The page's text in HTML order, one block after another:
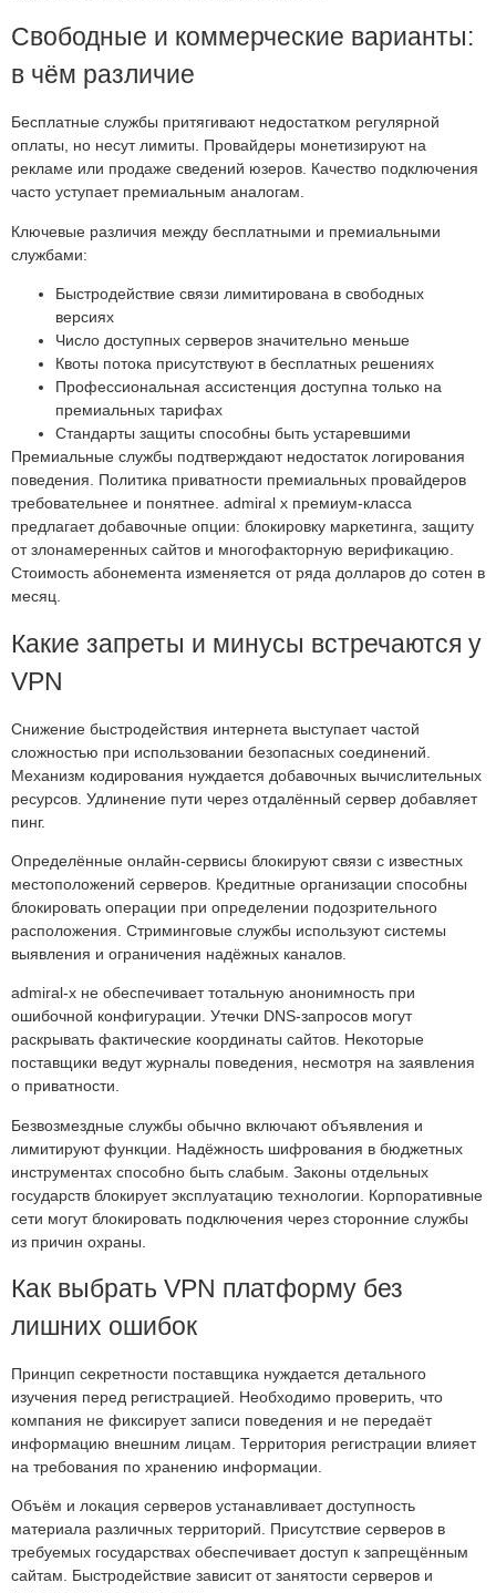
Свободные и коммерческие варианты:
в чём различие
Бесплатные службы притягивают недостатком регулярной
оплаты, но несут лимиты. Провайдеры монетизируют на
рекламе или продаже сведений юзеров. Качество подключения
часто уступает премиальным аналогам.
Ключевые различия между бесплатными и премиальными
службами:
Быстродействие связи лимитирована в свободных
версиях
Число доступных серверов значительно меньше
Квоты потока присутствуют в бесплатных решениях
Профессиональная ассистенция доступна только на
премиальных тарифах
Стандарты защиты способны быть устаревшими
Премиальные службы подтверждают недостаток логирования
поведения. Политика приватности премиальных провайдеров
требовательнее и понятнее. admiral x премиум-класса
предлагает добавочные опции: блокировку маркетинга, защиту
от злонамеренных сайтов и многофакторную верификацию.
Стоимость абонемента изменяется от ряда долларов до сотен в
месяц.
Какие запреты и минусы встречаются у
VPN
Снижение быстродействия интернета выступает частой
сложностью при использовании безопасных соединений.
Механизм кодирования нуждается добавочных вычислительных
ресурсов. Удлинение пути через отдалённый сервер добавляет
пинг.
Определённые онлайн-сервисы блокируют связи с известных
местоположений серверов. Кредитные организации способны
блокировать операции при определении подозрительного
расположения. Стриминговые службы используют системы
выявления и ограничения надёжных каналов.
admiral-x не обеспечивает тотальную анонимность при
ошибочной конфигурации. Утечки DNS-запросов могут
раскрывать фактические координаты сайтов. Некоторые
поставщики ведут журналы поведения, несмотря на заявления
о приватности.
Безвозмездные службы обычно включают объявления и
лимитируют функции. Надёжность шифрования в бюджетных
инструментах способно быть слабым. Законы отдельных
государств блокирует эксплуатацию технологии. Корпоративные
сети могут блокировать подключения через сторонние службы
из причин охраны.
Как выбрать VPN платформу без
лишних ошибок
Принцип секретности поставщика нуждается детального
изучения перед регистрацией. Необходимо проверить, что
компания не фиксирует записи поведения и не передаёт
информацию внешним лицам. Территория регистрации влияет
на требования по хранению информации.
Объём и локация серверов устанавливает доступность
материала различных территорий. Присутствие серверов в
требуемых государствах обеспечивает доступ к запрещённым
сайтам. Быстродействие зависит от занятости серверов и